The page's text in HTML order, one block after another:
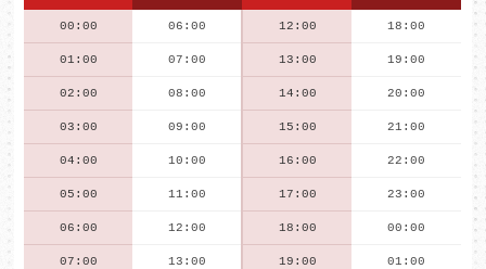
00:00 06:00 12:00 18:00
01:00 07:00 13:00 19:00
02:00 08:00 14:00 20:00
03:00 09:00 15:00 21:00
04:00 10:00 16:00 22:00
05:00 11:00 17:00 23:00
06:00 12:00 18:00 00:00
07:00 13:00 19:00 01:00